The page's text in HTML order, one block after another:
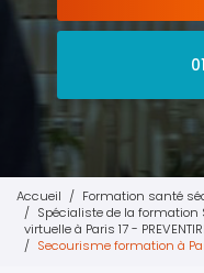
Accueil
Formation santé
Spécialiste de la formation
virtuelle à Paris 17 -
Secourisme formation à